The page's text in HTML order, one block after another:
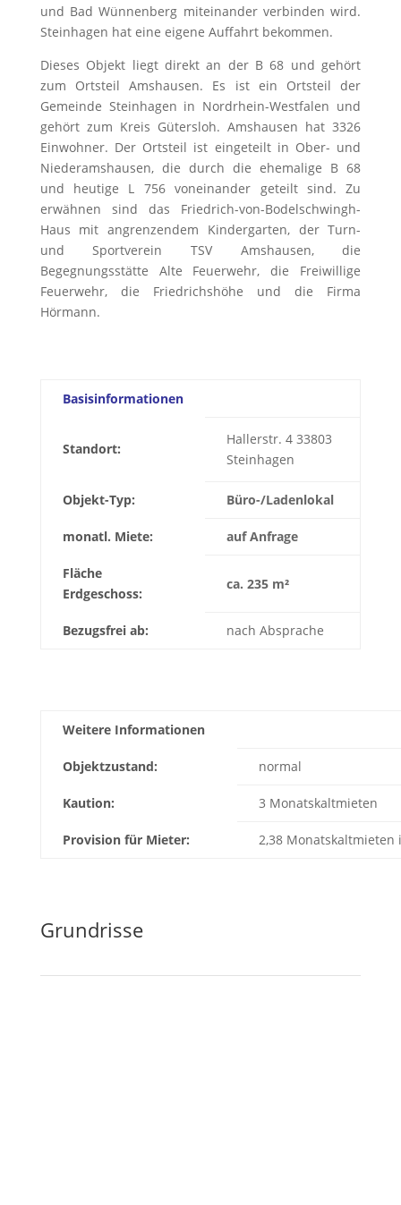
und Bad Wünnenberg miteinander verbinden wird.
Steinhagen hat eine eigene Auffahrt bekommen.
Dieses Objekt liegt direkt an der B 68 und gehört
zum Ortsteil Amshausen. Es ist ein Ortsteil der
Gemeinde Steinhagen in Nordrhein-Westfalen und
gehört zum Kreis Gütersloh. Amshausen hat 3326
Einwohner. Der Ortsteil ist eingeteilt in Ober- und
Niederamshausen, die durch die ehemalige B 68
und heutige L 756 voneinander geteilt sind. Zu
erwähnen sind das Friedrich-von-Bodelschwingh-
Haus mit angrenzendem Kindergarten, der Turn-
und Sportverein TSV Amshausen, die
Begegnungsstätte Alte Feuerwehr, die Freiwillige
Feuerwehr, die Friedrichshöhe und die Firma
Hörmann.
Basisinformationen
Standort:
Hallerstr. 4 33803
Steinhagen
Objekt-Typ: Büro-/Ladenlokal
monatl. Miete: auf Anfrage
Fläche
Erdgeschoss:
ca. 235 m²
Bezugsfrei ab: nach Absprache
Weitere Informationen
Objektzustand: normal
Kaution: 3 Monatskaltmieten
Provision für Mieter: 2,38 Monatskaltmieten
Grundrisse